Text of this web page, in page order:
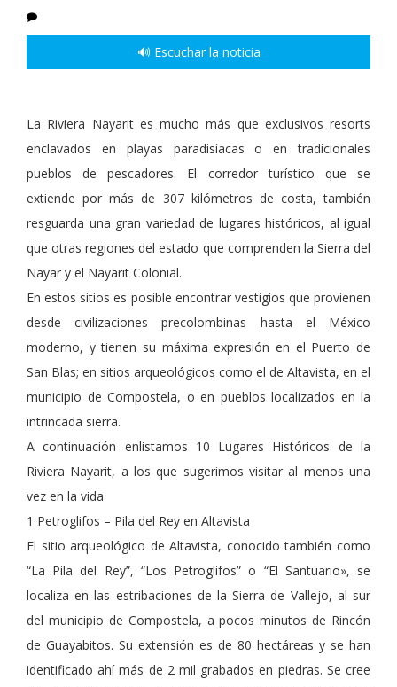
🔊 Escuchar la noticia
La Riviera Nayarit es mucho más que exclusivos resorts
enclavados en playas paradisíacas o en tradicionales
pueblos de pescadores. El corredor turístico que se
extiende por más de 307 kilómetros de costa, también
resguarda una gran variedad de lugares históricos, al igual
que otras regiones del estado que comprenden la Sierra del
Nayar y el Nayarit Colonial.
En estos sitios es posible encontrar vestigios que provienen
desde civilizaciones precolombinas hasta el México
moderno, y tienen su máxima expresión en el Puerto de
San Blas; en sitios arqueológicos como el de Altavista, en el
municipio de Compostela, o en pueblos localizados en la
intrincada sierra.
A continuación enlistamos 10 Lugares Históricos de la
Riviera Nayarit, a los que sugerimos visitar al menos una
vez en la vida.
1 Petroglifos – Pila del Rey en Altavista
El sitio arqueológico de Altavista, conocido también como
“La Pila del Rey”, “Los Petroglifos” o “El Santuario», se
localiza en las estribaciones de la Sierra de Vallejo, al sur
del municipio de Compostela, a pocos minutos de Rincón
de Guayabitos. Su extensión es de 80 hectáreas y se han
identificado ahí más de 2 mil grabados en piedras. Se cree